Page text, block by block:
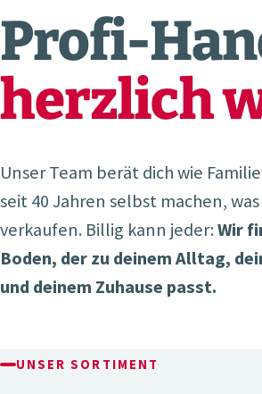
Profi-
herzlich
Unser Team berät dich wie
seit 40 Jahren selbst machen, was
verkaufen. Billig kann jeder:Wir
Boden, der zu deinem Alltag,
und deinem Zuhause passt.
UNSER SORTIMENT